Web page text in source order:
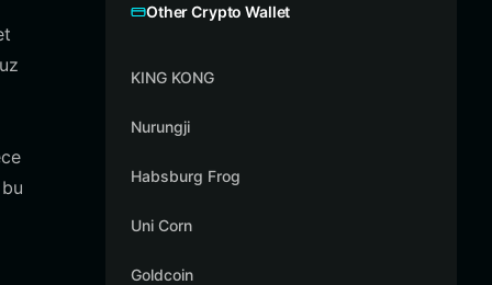
Other Crypto Wallet
KING KONG
Nurungji
Habsburg Frog
Uni Corn
Goldcoin